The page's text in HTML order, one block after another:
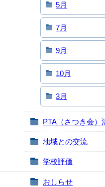
5月
7月
9月
10月
3月
PTA（さつき会）
地域との交流
学校評価
おしらせ